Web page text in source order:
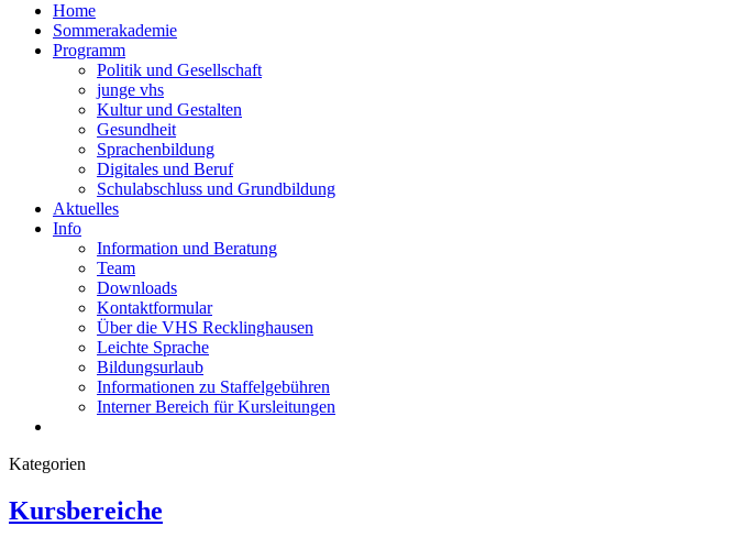
Home
Sommerakademie
Programm
Politik und Gesellschaft
junge vhs
Kultur und Gestalten
Gesundheit
Sprachenbildung
Digitales und Beruf
Schulabschluss und Grundbildung
Aktuelles
Info
Information und Beratung
Team
Downloads
Kontaktformular
Über die VHS Recklinghausen
Leichte Sprache
Bildungsurlaub
Informationen zu Staffelgebühren
Interner Bereich für Kursleitungen
Kategorien
Kursbereiche